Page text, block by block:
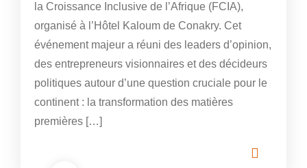
la Croissance Inclusive de l’Afrique (FCIA),
organisé à l’Hôtel Kaloum de Conakry. Cet
événement majeur a réuni des leaders d’opinion,
des entrepreneurs visionnaires et des décideurs
politiques autour d’une question cruciale pour le
continent : la transformation des matières
premières […]